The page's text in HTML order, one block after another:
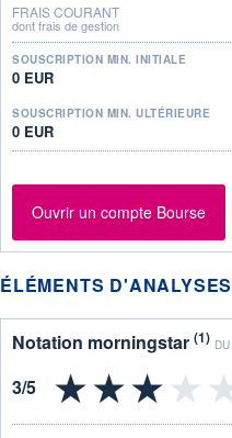
FRAIS COURANT
dont frais de gestion
SOUSCRIPTION MIN. INITIALE
0 EUR
SOUSCRIPTION MIN. ULTÉRIEURE
0 EUR
Ouvrir un compte Bourse
ÉLÉMENTS D'ANALYSES
Notation morningstar (1) DU